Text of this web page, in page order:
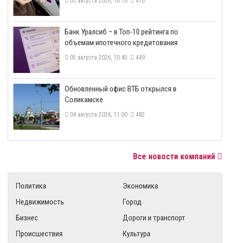
​Банк Уралсиб – в Топ-10 рейтинга по
объемам ипотечного кредитования
05 августа 2026, 10:45 449
​Обновленный офис ВТБ открылся в
Соликамске
04 августа 2026, 11:00 482
Все новости компаний
Политика
Экономика
Недвижимость
Город
Бизнес
Дороги и транспорт
Происшествия
Культура